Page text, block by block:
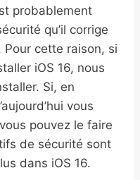
probablement
qu’il corrige
cette raison, si
iOS 16, nous
Si, en
vous
pouvez le faire
de sécurité sont
dans iOS 16.